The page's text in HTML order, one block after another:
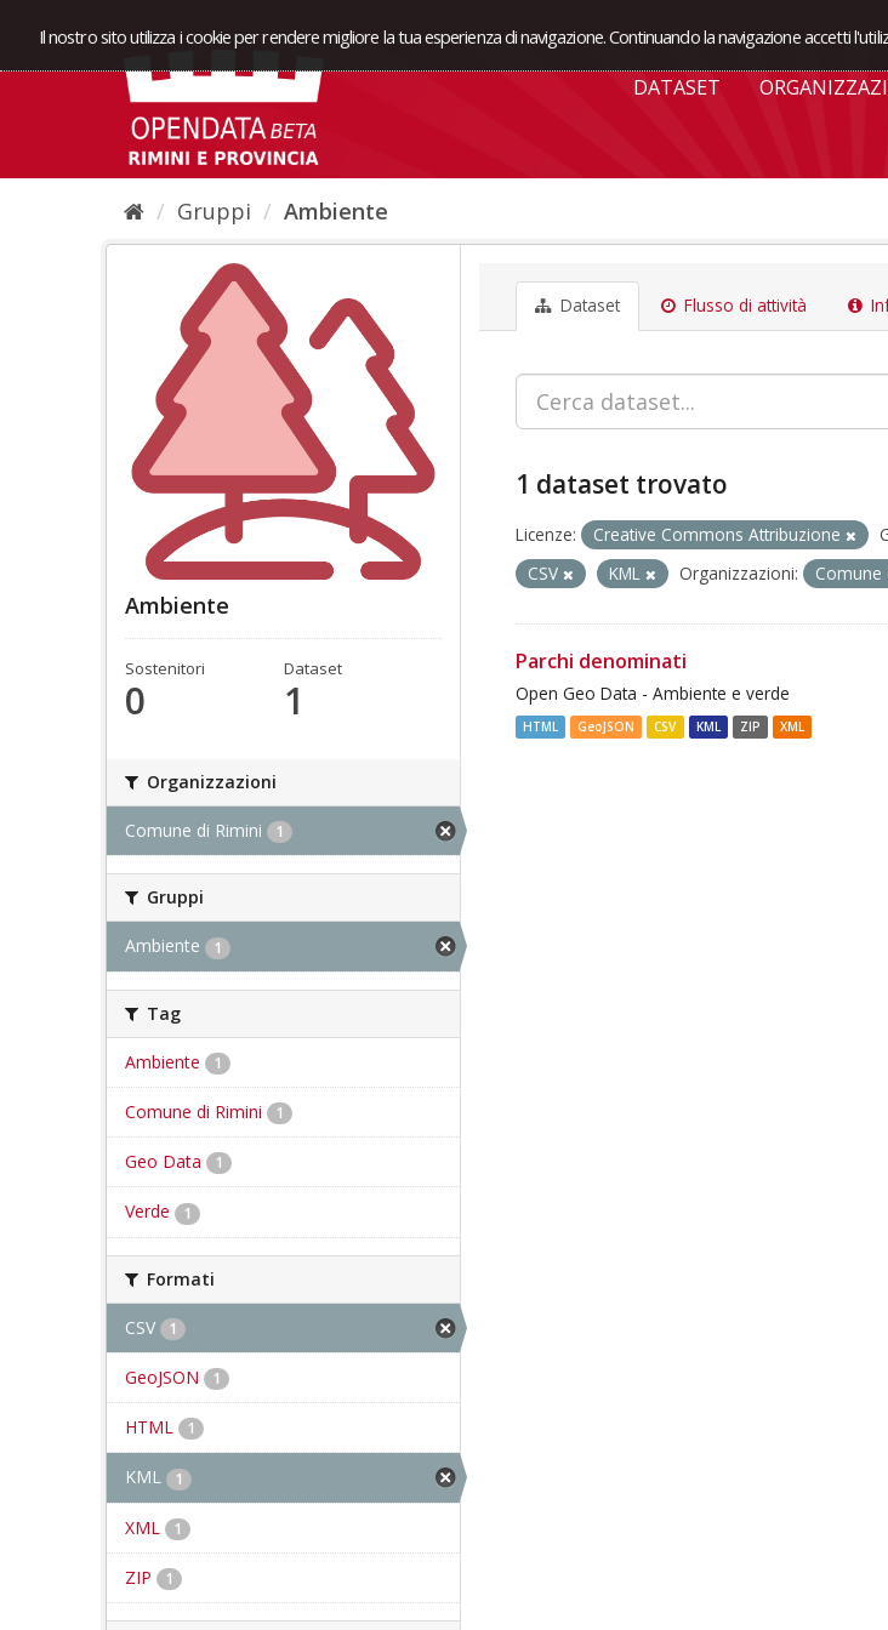
Il nostro sito utilizza i cookie per rendere migliore la tua esperienza di navigazione. Continuando la navigazione accetti
DATASET
Gruppi Ambiente
Ambiente
Sostenitori
0
Dataset
1
Organizzazioni
Comune di Rimini 1
Gruppi
Ambiente 1
Tag
Ambiente 1
Comune di Rimini 1
Geo Data 1
Verde 1
Formati
CSV 1
GeoJSON 1
HTML 1
KML 1
XML 1
ZIP 1
Dataset Flusso di attività
1 dataset trovato
Licenze: Creative Commons Attribuzione
CSV
KML Organizzazioni: Comune
Parchi denominati
Open Geo Data - Ambiente e verde
HTML GeoJSON CSV KML ZIP XML